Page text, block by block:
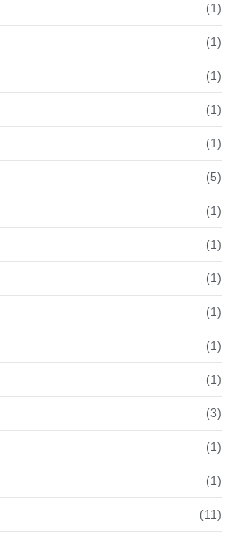
(1)
(1)
(1)
(1)
(1)
(5)
(1)
(1)
(1)
(1)
(1)
(1)
(3)
(1)
(1)
(11)